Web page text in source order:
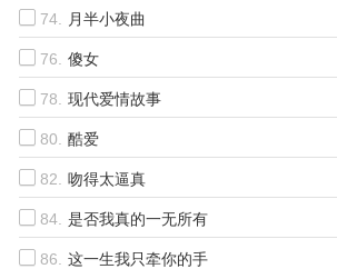
74. 月半小夜曲
76. 傻女
78.
现代爱情故事
80. 酷爱
82. 吻得太逼真
84. 是否我真的一无所有
86. 这一生我只牵你的手